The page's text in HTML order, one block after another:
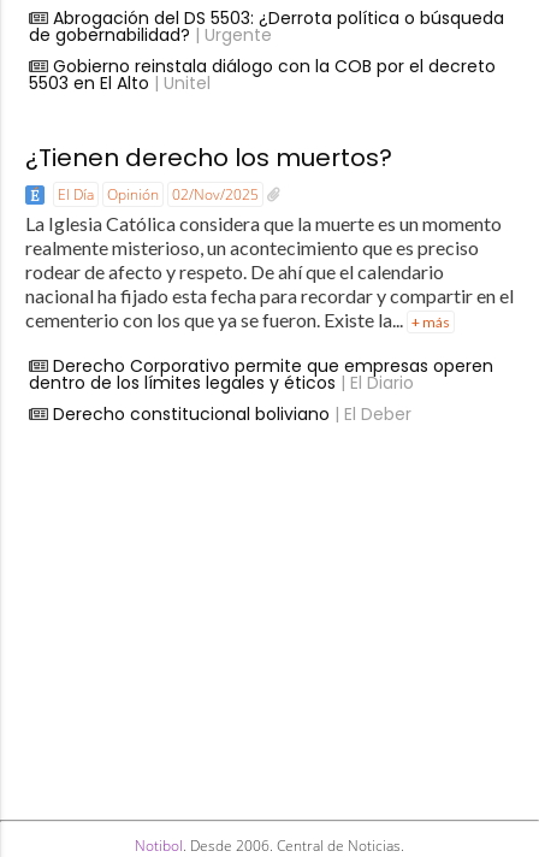
Abrogación del DS 5503: ¿Derrota política o búsqueda
de gobernabilidad? | Urgente
Gobierno reinstala diálogo con la COB por el decreto
5503 en El Alto | Unitel
¿Tienen derecho los muertos?
El Día Opinión 02/Nov/2025
La Iglesia Católica considera que la muerte es un momento
realmente misterioso, un acontecimiento que es preciso
rodear de afecto y respeto. De ahí que el calendario
nacional ha fijado esta fecha para recordar y compartir en el
cementerio con los que ya se fueron. Existe la... + más
Derecho Corporativo permite que empresas operen
dentro de los límites legales y éticos | El Diario
Derecho constitucional boliviano | El Deber
Notibol. Desde 2006. Central de Noticias.